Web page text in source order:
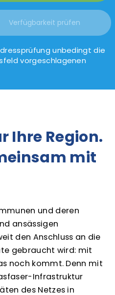
unbedingt die
vorgeschlagenen
Ihre Region.
mit
und deren
ansässigen
den Anschluss an die
gebraucht wird: mit
noch kommt. Denn mit
Infrastruktur
des Netzes in